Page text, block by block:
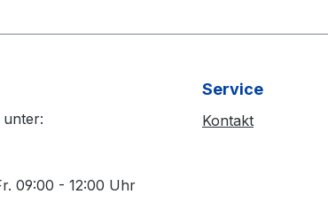
09:00 - 12:00 Uhr
Service
Kontakt